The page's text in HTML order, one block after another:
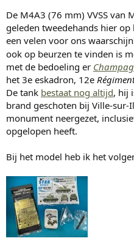
De M4A3 (76 mm) VVSS van
geleden tweedehands hier
een velen voor ons
ook op beurzen te vinden is
met de bedoeling er
het 3e eskadron, 12e
De tank bestaat nog altijd, hij
brand geschoten bij Ville-
monument neergezet,
opgelopen heeft.
Bij het model heb ik het